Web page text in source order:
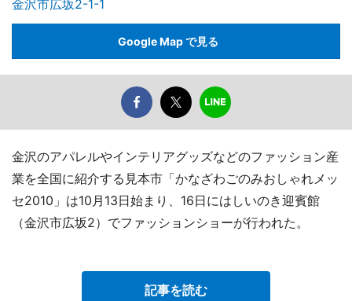
金沢市広坂2-1-1
Google Map で見る
金沢のアパレルやインテリアグッズなどのファッション産
業を全国に紹介する見本市「かなざわごのみおしゃれメッ
セ2010」は10月13日始まり、16日にはしいのき迎賓館
（金沢市広坂2）でファッションショーが行われた。
記事を読む